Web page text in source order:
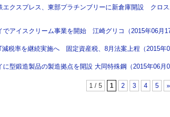
エクスプレス、東部プラチンブリーに新倉庫開設 クロ
でアイスクリーム事業を開始 江崎グリコ（2015年06月17
減税率を継続実施へ 固定資産税、8月法案上程（2015年
に型鍛造製品の製造拠点を開設 大同特殊鋼（2015年06月
1 / 5 1 2 3 4 5 »